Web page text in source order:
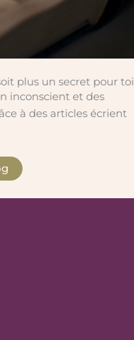
plus un secret pour toi
inconscient et des
à des articles écrient